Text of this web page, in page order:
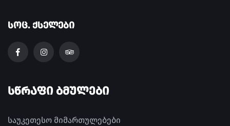
ᲡᲝᲪ. ᲥᲡᲔᲚᲔᲑᲘ
ᲡᲬᲠᲐᲤᲘ ᲑᲛᲣᲚᲔᲑᲘ
საუკეთესო მიმართულებები